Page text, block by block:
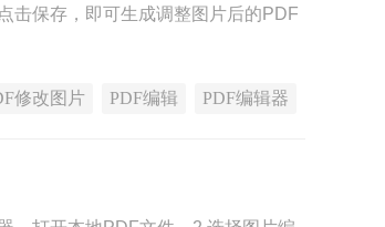
击保存，即可生成调整图片后的PDF
修改图片 PDF编辑 PDF编辑器